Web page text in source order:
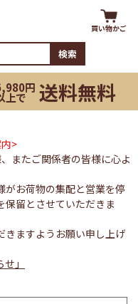
買い物かご
検索
円
上で 送料無料
>
またご関係者の皆様に心よ
がお荷物の集配と営業を停
保留とさせていただきま
きますようお願い申し上げ
」